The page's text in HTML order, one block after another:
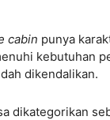
cabin punya
kebutuhan
dikendalikan.
dikategorikan